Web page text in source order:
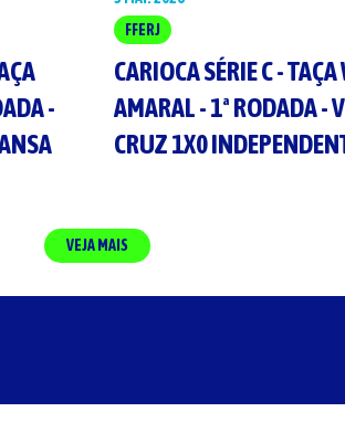
-
FFERJ
CARIOCA SÉRIE C -
AMARAL - 1ª RODADA -
CRUZ 1X0
VEJA MAIS